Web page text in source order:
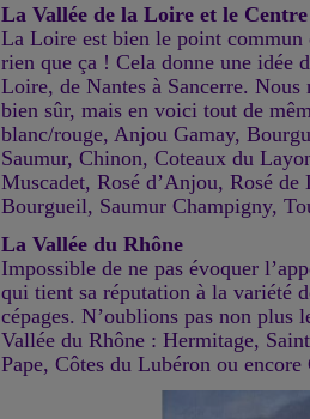
La Vallée de la Loire et le Centre
La Loire est bien le point commun
rien que ça ! Cela donne une idée
Loire, de Nantes à Sancerre. Nous
bien sûr, mais en voici tout de
blanc/rouge, Anjou Gamay,
Saumur, Chinon, Coteaux du
Muscadet, Rosé d’Anjou, Rosé
Bourgueil, Saumur Champigny,
La Vallée du Rhône
Impossible de ne pas évoquer
qui tient sa réputation à la variété
cépages. N’oublions pas non plus
Vallée du Rhône : Hermitage,
Pape, Côtes du Lubéron ou